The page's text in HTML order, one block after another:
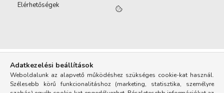
Elérhetőségek
Adatkezelési beállítások
Weboldalunk az alapvető működéshez szükséges cookie-kat használ.
Szélesebb körű funkcionalitáshoz (marketing, statisztika, személyre